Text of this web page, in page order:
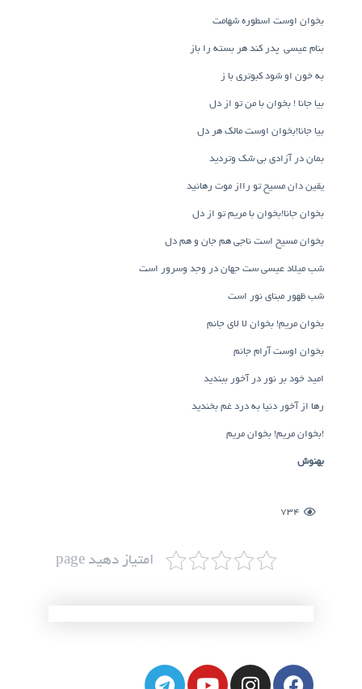
بخوان اوست اسطوره شهامت
بنام عیسی پدر کند هر بسته را باز
به خون او شود کبوتری با ز
بیا جانا ! بخوان با من تو از دل
بیا جانا!بخوان اوست مالک هر دل
بمان در آزادی بی شک وتردید
یقین دان مسیح تو رااز موت رهانید
بخوان جانا!بخوان با مریم تو از دل
بخوان مسیح است ناجی هم جان و هم دل
شب میلاد عیسی ست جهان در وجد وسرور است
شب ظهور مبنای نور است
بخوان مریم! بخوان لا لای جانم
بخوان اوست آرام جانم
امید خود بر نور در آخور ببندید
رها از آخور دنیا به درد غم بخندید
!بخوان مریم! بخوان مریم
بهنوش
734
امتیاز دهید page